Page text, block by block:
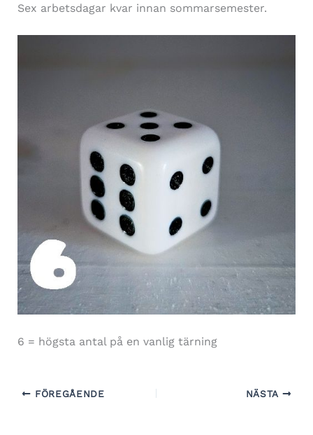
Sex arbetsdagar kvar innan sommarsemester.
6 = högsta antal på en vanlig tärning
FÖREGÅENDE NÄSTA